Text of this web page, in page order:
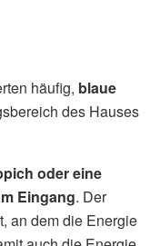
häufig, blaue
des Hauses
oder eine
Eingang. Der
an dem die Energie